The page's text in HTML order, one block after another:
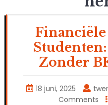
Zonder
18 juni, 2025
Comments